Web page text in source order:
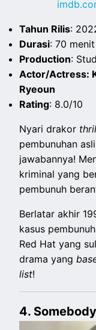
Tahun Rilis:
Durasi: 70 menit
Production:
Actor/Actress:
Ryeoun
Rating: 8.0/10
Nyari drakor
pembunuhan
jawabannya!
kriminal yang
pembunuh
Berlatar akhir
kasus
Red Hat yang
drama yang
list!
4.